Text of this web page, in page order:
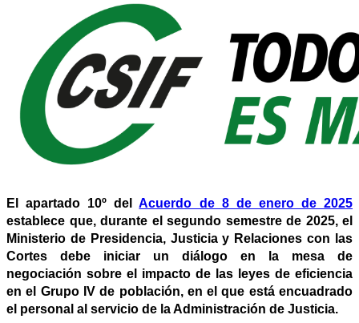
El apartado 10º delAcuerdo de 8 de enero de 2025
establece que, durante el segundo semestre de 2025, el
Ministerio de Presidencia, Justicia y Relaciones con las
Cortes debe iniciar un diálogo en la mesa de
negociación sobre el impacto de las leyes de eficiencia
en el Grupo IV de población, en el que está encuadrado
el personal al servicio de la Administración de Justicia.